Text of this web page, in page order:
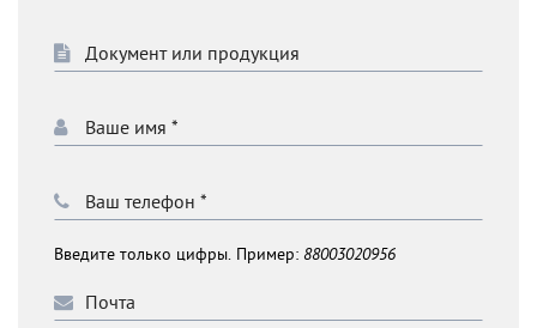
Введите только цифры. Пример: 88003020956